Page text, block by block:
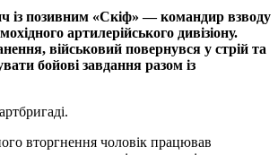
із позивним «Скіф» — командир взводу
артилерійського дивізіону.
військовий повернувся у стрій та
бойові завдання разом із
вторгнення чоловік працював